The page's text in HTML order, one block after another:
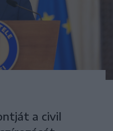
a civil